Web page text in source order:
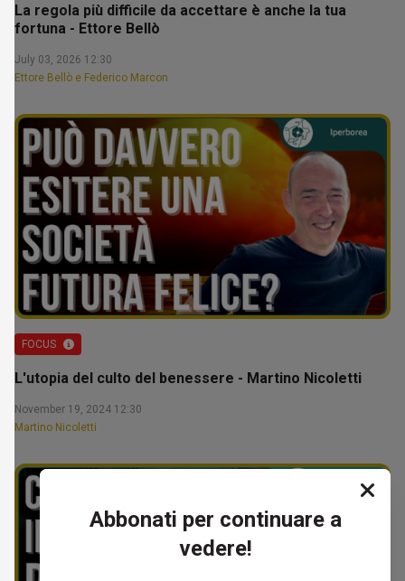
Abbonati per continuare a
vedere!
La regola più difficile da accettare è anche la tua
fortuna - Ettore Bellò
July 03, 2026 12:30
Ettore Bellò e Federico Marcon
FOCUS
L'utopia del culto del benessere - Martino Nicoletti
November 19, 2024 12:30
Martino Nicoletti